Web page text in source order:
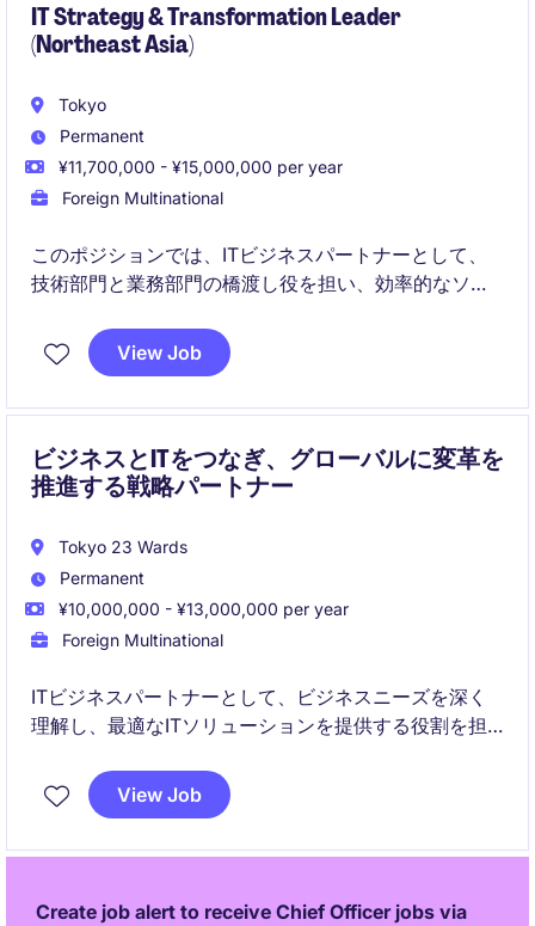
IT Strategy & Transformation Leader
(Northeast Asia)
Tokyo
Permanent
¥11,700,000 - ¥15,000,000 per year
Foreign Multinational
このポジションでは、ITビジネスパートナーとして、
技術部門と業務部門の橋渡し役を担い、効率的なソリ
点に、産業/製造分野でのIT戦略を推進し、業務プロセ
スの最適化をサポートします。
View Job
ビジネスとITをつなぎ、グローバルに変革を
推進する戦略パートナー
Tokyo 23 Wards
Permanent
¥10,000,000 - ¥13,000,000 per year
Foreign Multinational
ITビジネスパートナーとして、ビジネスニーズを深く
理解し、最適なITソリューションを提供する役割を担
新をサポートするポジションです。
View Job
Create job alert to receive Chief Officer jobs via